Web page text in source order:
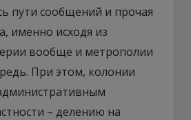
пути сообщений и прочая
именно исходя из
вообще и метрополии
При этом, колонии
– делению на